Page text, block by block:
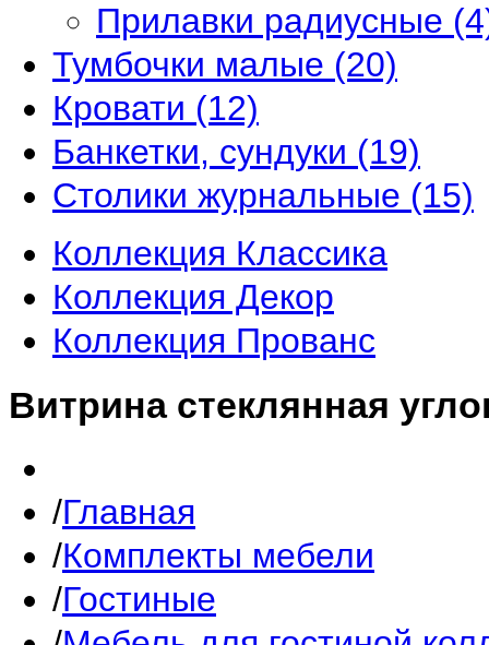
Прилавки радиусные
Тумбочки малые (20)
Кровати (12)
Банкетки, сундуки (19)
Столики журнальные (15)
Коллекция Классика
Коллекция Декор
Коллекция Прованс
Витрина стеклянная
Главная
Комплекты мебели
Гостиные